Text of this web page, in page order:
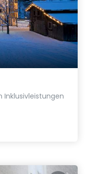
Inklusivleistungen